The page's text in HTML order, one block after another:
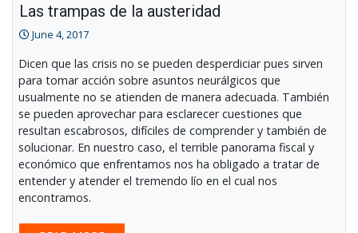
Las trampas de la austeridad
June 4, 2017
Dicen que las crisis no se pueden desperdiciar pues sirven
para tomar acción sobre asuntos neurálgicos que
usualmente no se atienden de manera adecuada. También
se pueden aprovechar para esclarecer cuestiones que
resultan escabrosos, difíciles de comprender y también de
solucionar. En nuestro caso, el terrible panorama fiscal y
económico que enfrentamos nos ha obligado a tratar de
entender y atender el tremendo lío en el cual nos
encontramos.